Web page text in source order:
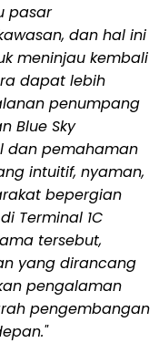
pasar
dan hal ini
meninjau kembali
dapat lebih
penumpang
Blue Sky
dan pemahaman
intuitif, nyaman,
bepergian
Terminal 1C
tersebut,
yang dirancang
pengalaman
pengembangan